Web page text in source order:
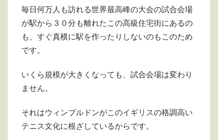
毎日何万人も訪れる世界最高峰の大会の試合会場
が駅から３０分も離れたこの高級住宅街にあるの
も、すぐ真横に駅を作ったりしないのもこのため
です。
いくら規模が大きくなっても、試合会場は変わり
ません。
それはウィンブルドンがこのイギリスの格調高い
テニス文化に根ざしているからです。